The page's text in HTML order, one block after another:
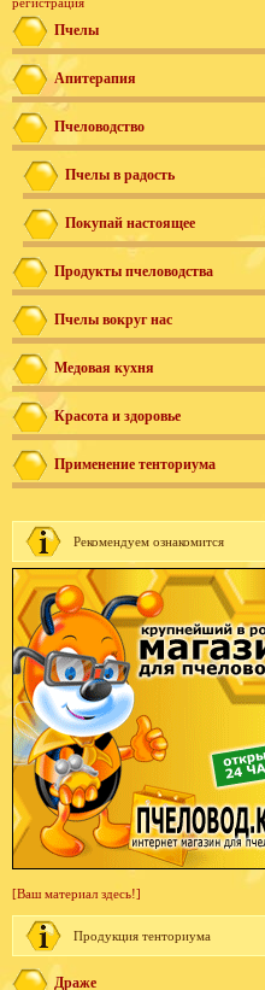
Пчелы
Апитерапия
Пчеловодство
Пчелы в радость
Покупай настоящее
Продукты пчеловодства
Пчелы вокруг нас
Медовая кухня
Красота и здоровье
Применение тенториума
Рекомендуем ознакомится
[Ваш материал здесь!]
Продукция тенториума
Драже